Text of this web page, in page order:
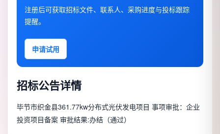
注册后可获取招标文件、联系人、采购进度与投标跟踪
提醒。
申请试用
招标公告详情
毕节市织金县361.77kw分布式光伏发电项目 事项审批：企业
投资项目备案 审批结果:办结（通过）